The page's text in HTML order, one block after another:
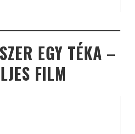
EGY TÉKA –
FILM